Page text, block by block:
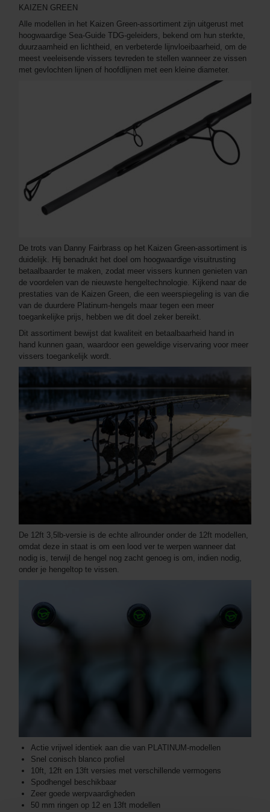
KAIZEN GREEN
Alle modellen in het Kaizen Green-assortiment zijn uitgerust met
hoogwaardige Sea-Guide TDG-geleiders, bekend om hun sterkte,
duurzaamheid en lichtheid, en verbeterde lijnvloeibaarheid, om de
meest veeleisende vissers tevreden te stellen wanneer ze vissen
met gevlochten lijnen of hoofdlijnen met een kleine diameter.
De trots van Danny Fairbrass op het Kaizen Green-assortiment is
duidelijk. Hij benadrukt het doel om hoogwaardige visuitrusting
betaalbaarder te maken, zodat meer vissers kunnen genieten van
de voordelen van de nieuwste hengeltechnologie. Kijkend naar de
prestaties van de Kaizen Green, die een weerspiegeling is van die
van de duurdere Platinum-hengels maar tegen een meer
toegankelijke prijs, hebben we dit doel zeker bereikt.
Dit assortiment bewijst dat kwaliteit en betaalbaarheid hand in
hand kunnen gaan, waardoor een geweldige viservaring voor meer
vissers toegankelijk wordt.
De 12ft 3,5lb-versie is de echte allrounder onder de 12ft modellen,
omdat deze in staat is om een lood ver te werpen wanneer dat
nodig is, terwijl de hengel nog zacht genoeg is om, indien nodig,
onder je hengeltop te vissen.
Actie vrijwel identiek aan die van PLATINUM-modellen
Snel conisch blanco profiel
10ft, 12ft en 13ft versies met verschillende vermogens
Spodhengel beschikbaar
Zeer goede werpvaardigheden
50 mm ringen op 12 en 13ft modellen